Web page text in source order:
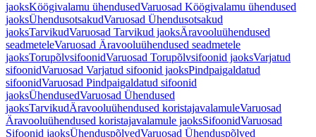
jaoksKöögivalamu ühendusedVaruosad Köögivalamu ühendused
jaoksÜhendusotsakudVaruosad Ühendusotsakud
jaoksTarvikudVaruosad Tarvikud jaoksÄravooluühendused
seadmeteleVaruosad Äravooluühendused seadmetele
jaoksTorupõlvsifoonidVaruosad Torupõlvsifoonid jaoksVarjatud
sifoonidVaruosad Varjatud sifoonid jaoksPindpaigaldatud
sifoonidVaruosad Pindpaigaldatud sifoonid
jaoksÜhendusedVaruosad Ühendused
jaoksTarvikudÄravooluühendused koristajavalamuleVaruosad
Äravooluühendused koristajavalamule jaoksSifoonidVaruosad
Sifoonid jaoksÜhenduspõlvedVaruosad Ühenduspõlved